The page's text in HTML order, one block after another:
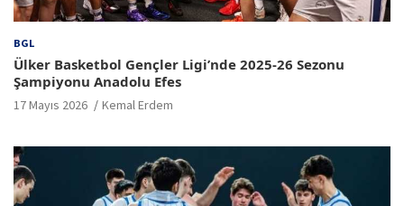
BGL
Ülker Basketbol Gençler Ligi’nde 2025-26 Sezonu
Şampiyonu Anadolu Efes
17 Mayıs 2026 Kemal Erdem